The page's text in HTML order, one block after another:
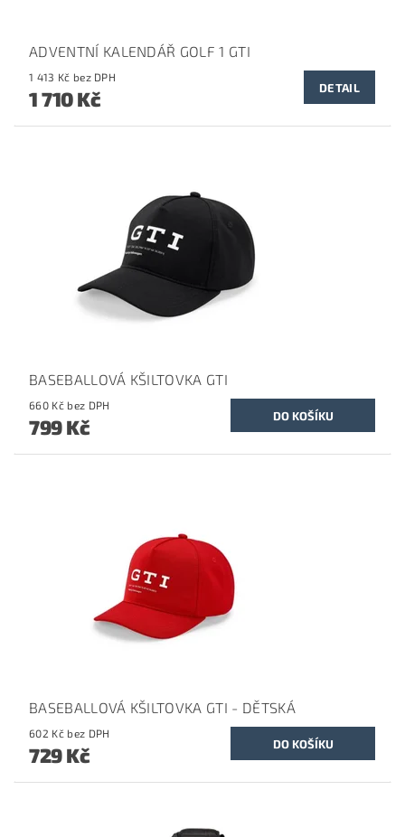
ADVENTNÍ KALENDÁŘ GOLF 1 GTI
1 413 Kč bez DPH
1 710 Kč DETAIL
BASEBALLOVÁ KŠILTOVKA GTI
660 Kč bez DPH
799 Kč
BASEBALLOVÁ KŠILTOVKA GTI - DĚTSKÁ
602 Kč bez DPH
729 Kč